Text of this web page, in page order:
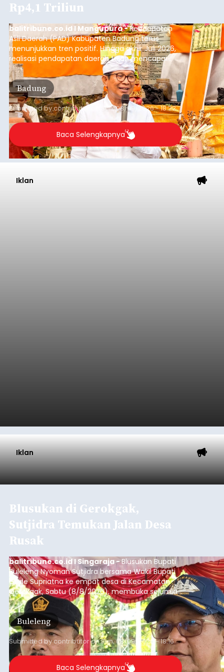
Rp4,1 Triliun
balitribune.co.id I Mangupura -Pendapatan
Asli Daerah (PAD) Kabupaten Badung terus
menunjukkan tren positif. Hingga akhir Juli 2026,
realisasi pendapatan daerah telah mencapai
Rp4,1 triliun atau rata-rata sekitar Rp730 miliar
per bulan, meningkat signifikan dibandingkan
rata-rata penerimaan sebelumnya yang berkisar
Rp350 miliar hingga Rp400 miliar per bulan.
Badung
Submitted bycontributor Sun, 08/09/2026 - 18:22
Baca Selengkapnya
Iklan
Iklan
Blusukan di Gerokgak,
Sutjidra Temukan Jalan Desa
Rusak
balitribune.co.id I Singaraja - Blusukan Bupati
Buleleng Nyoman Sutjidra bersama Wakil Bupati
Gede Supriatna ke empat desa di Kecamatan
Gerokgak, Sabtu (8/8/2026), membuka sejumlah
persoalan yang masih dihadapi masyarakat. Dari
jalan desa yang rusak hingga potensi pertanian
yang belum optimal, semuanya menjadi
perhatian pemerintah daerah.
Buleleng
Submitted bycontributoronSun, 08/09/2026 - 18:16
Baca Selengkapnya